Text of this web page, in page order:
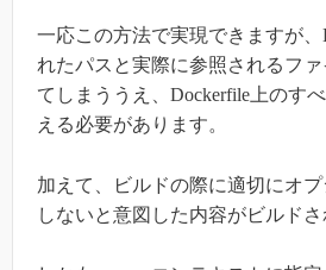
一応この方法で実現できますが、
れたパスと実際に参照されるフ
てしまううえ、Dockerfile上のす
える必要があります。
加えて、ビルドの際に適切にオ
しないと意図した内容がビルドさ